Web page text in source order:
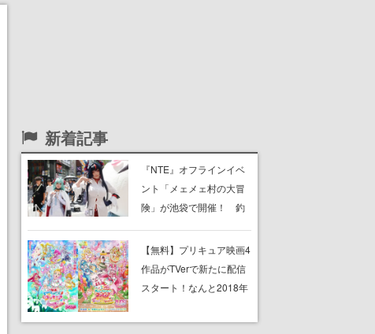
新着記事
『NTE』オフラインイベ
ント「メェメェ村の大冒
険」が池袋で開催！ 釣
と影鬼ごっこが楽しめる
【無料】プリキュア映画4
作品がTVerで新たに配信
スタート！なんと2018年
てが見放題に、ぶっちゃ